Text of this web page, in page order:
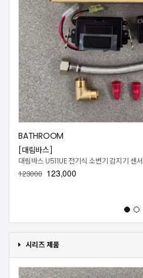
BATHROOM
[대림바스]
대림바스 U511UE 전기식 소변기 감지기 센서
123000 123,000
시리즈 제품